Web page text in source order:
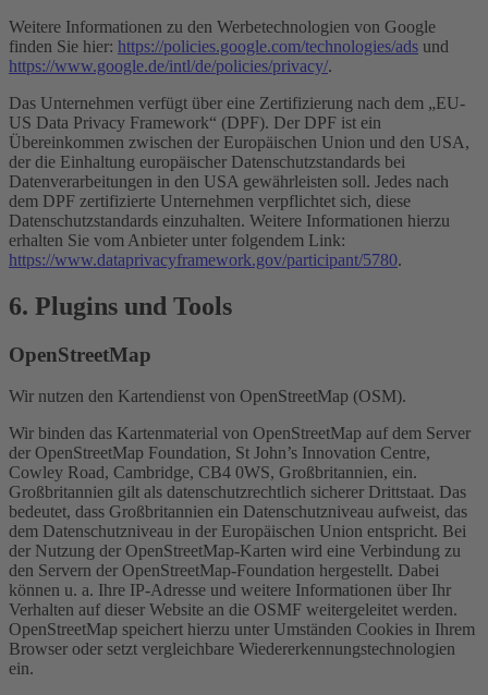
Weitere Informationen zu den Werbetechnologien von Google
finden Sie hier: https://policies.google.com/technologies/ads und
https://www.google.de/intl/de/policies/privacy/.
Das Unternehmen verfügt über eine Zertifizierung nach dem „EU-
US Data Privacy Framework“ (DPF). Der DPF ist ein
Übereinkommen zwischen der Europäischen Union und den USA,
der die Einhaltung europäischer Datenschutzstandards bei
Datenverarbeitungen in den USA gewährleisten soll. Jedes nach
dem DPF zertifizierte Unternehmen verpflichtet sich, diese
Datenschutzstandards einzuhalten. Weitere Informationen hierzu
erhalten Sie vom Anbieter unter folgendem Link:
https://www.dataprivacyframework.gov/participant/5780.
6. Plugins und Tools
OpenStreetMap
Wir nutzen den Kartendienst von OpenStreetMap (OSM).
Wir binden das Kartenmaterial von OpenStreetMap auf dem Server
der OpenStreetMap Foundation, St John’s Innovation Centre,
Cowley Road, Cambridge, CB4 0WS, Großbritannien, ein.
Großbritannien gilt als datenschutzrechtlich sicherer Drittstaat. Das
bedeutet, dass Großbritannien ein Datenschutzniveau aufweist, das
dem Datenschutzniveau in der Europäischen Union entspricht. Bei
der Nutzung der OpenStreetMap-Karten wird eine Verbindung zu
den Servern der OpenStreetMap-Foundation hergestellt. Dabei
können u. a. Ihre IP-Adresse und weitere Informationen über Ihr
Verhalten auf dieser Website an die OSMF weitergeleitet werden.
OpenStreetMap speichert hierzu unter Umständen Cookies in Ihrem
Browser oder setzt vergleichbare Wiedererkennungstechnologien
ein.